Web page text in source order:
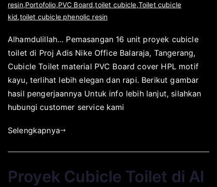
b
a
y
r
i
,
2
0
2
l
e
a
p
l
i
k
o
s
i
p
b
l
i
k
a
p
d
F
resin,Portofolio,PVC Board,toilet cubicle,Toilet cubicle
kid,toilet cubicle phenolic resin
Alhamdulillah… Pemasangan 16 unit proyek cubicle
toilet di Proj Adis Nike Office Balaraja, Tangerang,
Cubicle Toilet material PVC Board cover HPL motif
kayu, terlihat lebih elegan dan rapi. Berikut gambar
hasil pengerjaannya Untuk info lebih lanjut, silahkan
hubungi customer service kami
Selengkapnya
Proyek Cubicle Toilet di Al